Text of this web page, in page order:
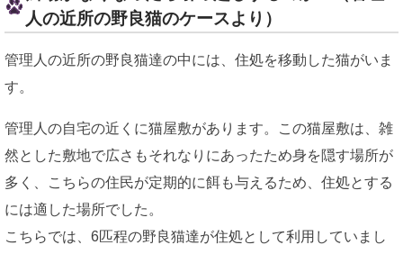
人の近所の野良猫のケースより）
管理人の近所の野良猫達の中には、住処を移動した猫がいま
す。
管理人の自宅の近くに猫屋敷があります。この猫屋敷は、雑
然とした敷地で広さもそれなりにあったため身を隠す場所が
多く、こちらの住民が定期的に餌も与えるため、住処とする
には適した場所でした。
こちらでは、6匹程の野良猫達が住処として利用していまし